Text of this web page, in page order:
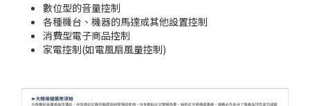
數位型的音量控制
各種機台、機器的馬達或其他設置控制
消費型電子商品控制
家電控制(如電風扇風量控制)